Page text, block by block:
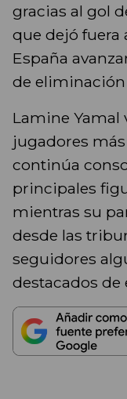
gracias al gol
que dejó fuera
España
de
Lamine Yamal
jugadores
continúa
principales
mientras su
desde las
seguidores
destacados de